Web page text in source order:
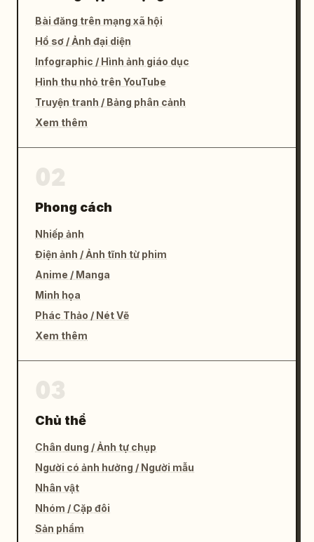
Bài đăng trên mạng xã hội
Hồ sơ / Ảnh đại diện
Infographic / Hình ảnh giáo dục
Hình thu nhỏ trên YouTube
Truyện tranh / Bảng phân cảnh
Xem thêm
Phong cách
Nhiếp ảnh
Điện ảnh / Ảnh tĩnh từ phim
Anime / Manga
Minh họa
Phác Thảo / Nét Vẽ
Xem thêm
Chủ thể
Chân dung / Ảnh tự chụp
Người có ảnh hưởng / Người mẫu
Nhân vật
Nhóm / Cặp đôi
Sản phẩm